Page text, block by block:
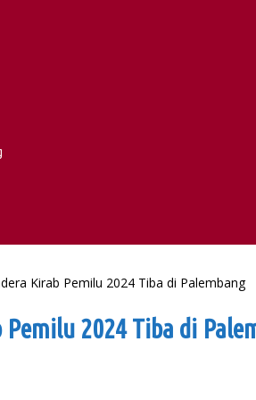
Kirab Pemilu 2024 Tiba di Palembang
2024 Tiba di